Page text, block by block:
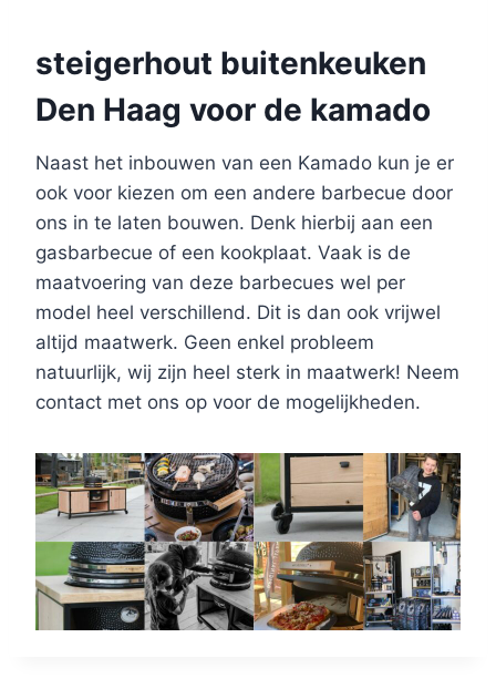
steigerhout buitenkeuken
Den Haag voor de kamado
Naast het inbouwen van een Kamado kun je er
ook voor kiezen om een andere barbecue door
ons in te laten bouwen. Denk hierbij aan een
gasbarbecue of een kookplaat. Vaak is de
maatvoering van deze barbecues wel per
model heel verschillend. Dit is dan ook vrijwel
altijd maatwerk. Geen enkel probleem
natuurlijk, wij zijn heel sterk in maatwerk! Neem
contact met ons op voor de mogelijkheden.